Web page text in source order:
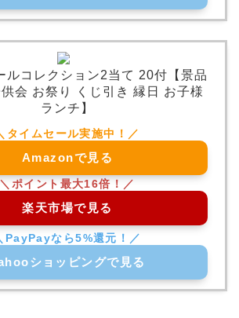
ルコレクション2当て 20付【景品
会 お祭り くじ引き 縁日 お子様
ランチ】
Amazonで見る
楽天市場で見る
ショッピングで見る